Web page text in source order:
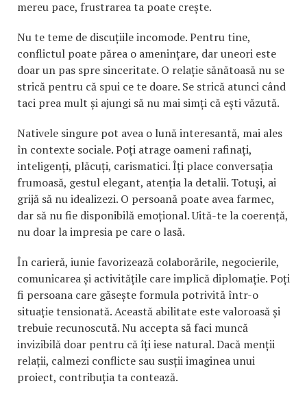
mereu pace, frustrarea ta poate crește.
Nu te teme de discuțiile incomode. Pentru tine,
conflictul poate părea o amenințare, dar uneori este
doar un pas spre sinceritate. O relație sănătoasă nu se
strică pentru că spui ce te doare. Se strică atunci când
taci prea mult și ajungi să nu mai simți că ești văzută.
Nativele singure pot avea o lună interesantă, mai ales
în contexte sociale. Poți atrage oameni rafinați,
inteligenți, plăcuți, carismatici. Îți place conversația
frumoasă, gestul elegant, atenția la detalii. Totuși, ai
grijă să nu idealizezi. O persoană poate avea farmec,
dar să nu fie disponibilă emoțional. Uită-te la coerență,
nu doar la impresia pe care o lasă.
În carieră, iunie favorizează colaborările, negocierile,
comunicarea și activitățile care implică diplomație. Poți
fi persoana care găsește formula potrivită într-o
situație tensionată. Această abilitate este valoroasă și
trebuie recunoscută. Nu accepta să faci muncă
invizibilă doar pentru că îți iese natural. Dacă menții
relații, calmezi conflicte sau susții imaginea unui
proiect, contribuția ta contează.